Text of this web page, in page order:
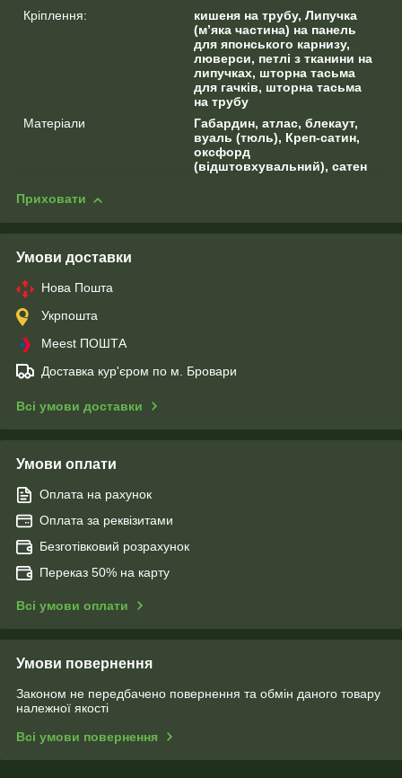
Кріплення:
кишеня на трубу, Липучка
(м’яка частина) на панель
для японського карнизу,
люверси, петлі з тканини на
липучках, шторна тасьма
для гачків, шторна тасьма
на трубу
Матеріали
Габардин, атлас, блекаут,
вуаль (тюль), Креп-сатин,
оксфорд
(відштовхувальний), сатен
Приховати
Умови доставки
Нова Пошта
Укрпошта
Meest ПОШТА
Доставка кур'єром по м. Бровари
Всі умови доставки
Умови оплати
Оплата на рахунок
Оплата за реквізитами
Безготівковий розрахунок
Переказ 50% на карту
Всі умови оплати
Умови повернення
Законом не передбачено повернення та обмін даного товару
належної якості
Всі умови повернення